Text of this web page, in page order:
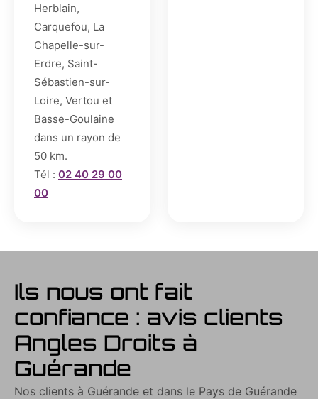
Herblain,
Carquefou, La
Chapelle-sur-
Erdre, Saint-
Sébastien-sur-
Loire, Vertou et
Basse-Goulaine
dans un rayon de
50 km.
Tél : 02 40 29 00
00
Ils nous ont fait
confiance : avis clients
Angles Droits à
Guérande
Nos clients à Guérande et dans le Pays de Guérande